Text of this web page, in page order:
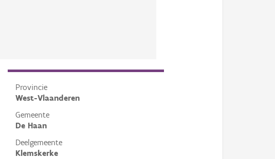
Provincie
West-Vlaanderen
Gemeente
De Haan
Deelgemeente
Klemskerke